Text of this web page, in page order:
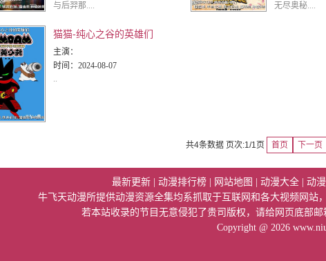
与后羿那....
无尽奥秘....
猫猫-纯心之谷的英雄们
主演：
时间： 2024-08-07
..
共4条数据 页次:1/1页 首页 下一页
最新更新 动漫排行榜 网站地图 动漫大全 动
牛飞天动漫所提供动漫资源全集均系抓取于互联网和各大视频网站
若本站收录的节目无意侵犯了贵司版权，请给网页底部
Copyright @ 2026